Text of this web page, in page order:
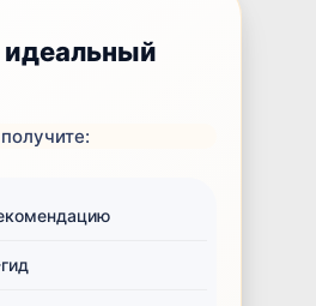
идеальный